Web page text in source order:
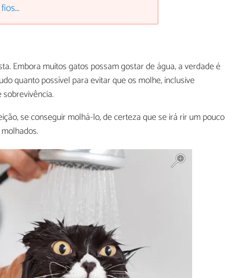
Embora muitos gatos possam gostar de água, a verdade é
quanto possível para evitar que os molhe, inclusive
se conseguir molhá-lo, de certeza que se irá rir um pouco